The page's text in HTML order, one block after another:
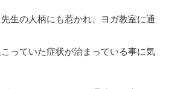
生の人柄にも惹かれ、ヨガ教室に通
っていた症状が治まっている事に気